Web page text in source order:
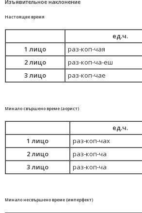
Изъявительное наклонение
Настоящее время
ед.ч.
1 лицо
раз-коп-чая
2 лицо
раз-коп-ча-еш
3 лицо
раз-коп-чае
Минало свършено време (аорист)
ед.ч.
1 лицо
раз-коп-чах
2 лицо
раз-коп-ча
3 лицо
раз-коп-ча
Минало несвършено време (имперфект)